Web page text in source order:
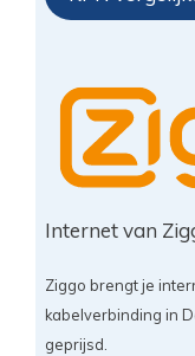
Internet van
Ziggo brengt je
kabelverbinding in
geprijsd.